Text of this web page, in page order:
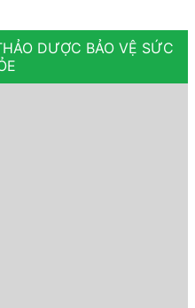
DƯỢC BẢO VỆ SỨC